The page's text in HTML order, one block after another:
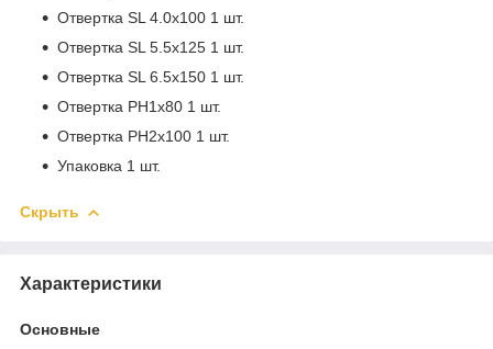
Отвертка SL 4.0x100 1 шт.
Отвертка SL 5.5x125 1 шт.
Отвертка SL 6.5x150 1 шт.
Отвертка PH1x80 1 шт.
Отвертка PH2x100 1 шт.
Упаковка 1 шт.
Скрыть
Характеристики
Основные